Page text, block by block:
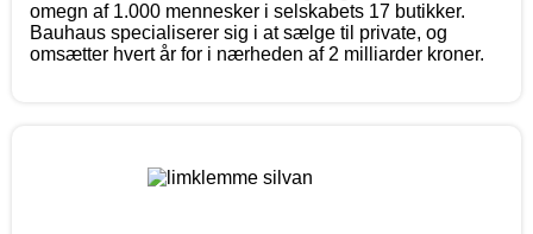
omegn af 1.000 mennesker i selskabets 17 butikker.
Bauhaus specialiserer sig i at sælge til private, og
omsætter hvert år for i nærheden af 2 milliarder kroner.